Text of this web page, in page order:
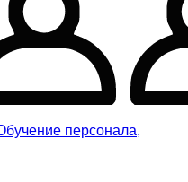
персонала,